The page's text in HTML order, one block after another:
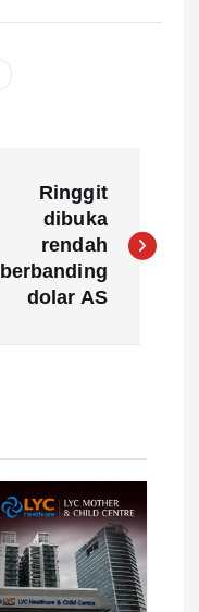
Ringgit
dibuka
rendah
berbanding
dolar AS